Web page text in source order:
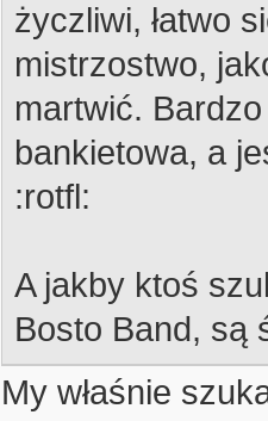
życzliwi, łatwo
mistrzostwo,
martwić.
bankietowa, a
:rotfl:
A jakby ktoś
Bosto Band, są
My właśnie